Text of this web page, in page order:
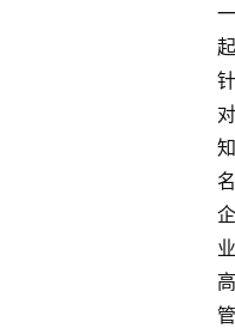
一
起
针
对
知
名
企
业
高
管